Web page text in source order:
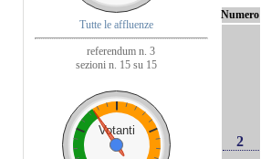
Tutte le affluenze
referendum n. 3
sezioni n. 15 su 15
Votanti
Numero
2